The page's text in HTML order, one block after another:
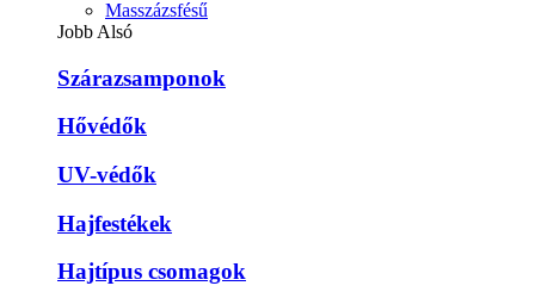
Masszázsfésű
Jobb Alsó
Szárazsamponok
Hővédők
UV-védők
Hajfestékek
Hajtípus csomagok